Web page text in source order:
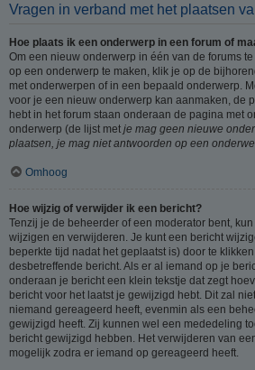
Vragen in verband met het plaatsen
Hoe plaats ik een onderwerp in een forum of
Om een nieuw onderwerp in één van de forums
op een onderwerp te maken, klik je op de
met onderwerpen of in een bepaald onderwerp.
voor je een nieuw onderwerp kan aanmaken, de
hebt in het forum staan onderaan de pagina met
onderwerp (de lijst met je mag geen nieuwe
plaatsen, je mag niet antwoorden op een
Omhoog
Hoe wijzig of verwijder ik een bericht?
Tenzij je de beheerder of een moderator bent,
wijzigen en verwijderen. Je kunt een bericht
beperkte tijd nadat het geplaatst is) door te
desbetreffende bericht. Als er al iemand op je
onderaan je bericht een klein tekstje dat zegt
bericht voor het laatst je gewijzigd hebt. Dit zal
niemand gereageerd heeft, evenmin als een
gewijzigd heeft. Zij kunnen wel een mededeling
bericht gewijzigd hebben. Het verwijderen van
mogelijk zodra er iemand op gereageerd heeft.